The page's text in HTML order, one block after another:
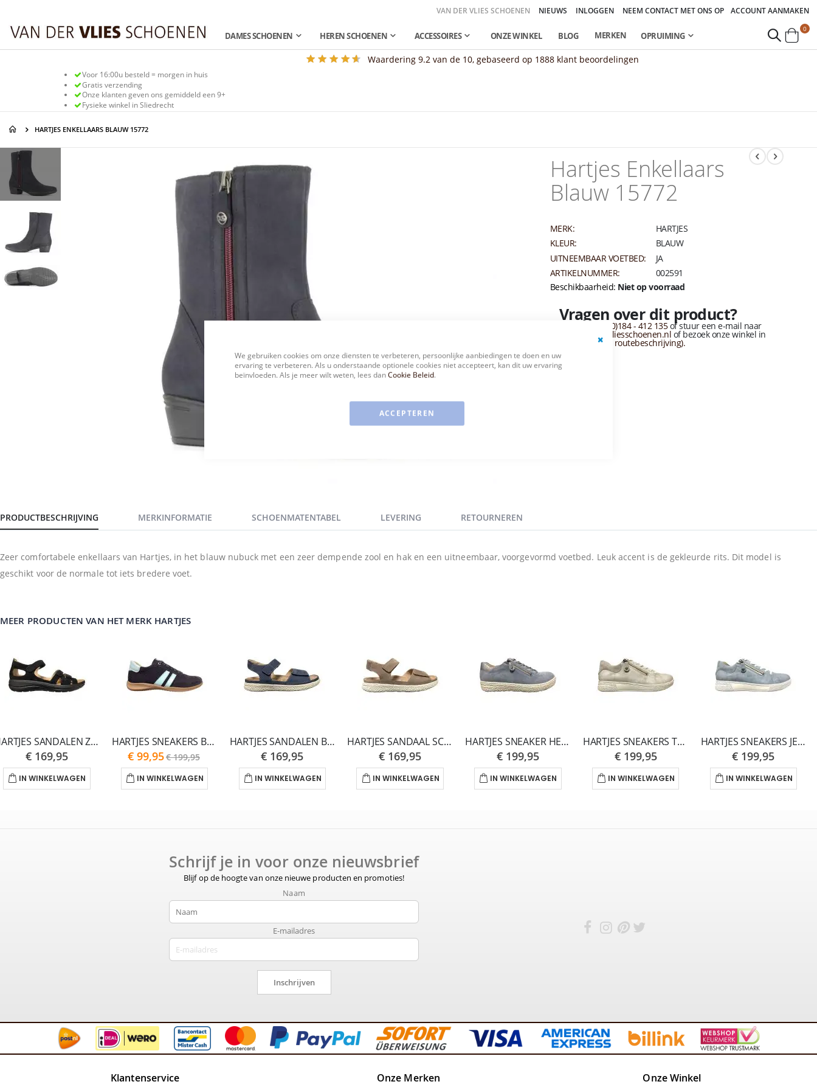
We gebruiken cookies om onze diensten te verbeteren, persoonlijke aanbiedingen te doen en uw
ervaring te verbeteren. Als u onderstaande optionele cookies niet accepteert, kan dit uw ervaring
beïnvloeden. Als je meer wilt weten, lees danCookie Beleid.
ACCEPTEREN
de
inhoud
VAN DER VLIES SCHOENEN NIEUWS INLOGGEN NEEM CONTACT MET ONS OP ACCOUNT AANMAKEN
DAMES SCHOENEN HEREN SCHOENEN ACCESSOIRES OPRUIMING
ONZE WINKEL BLOG MERKEN Cart
0
Waardering9.2 van de 10, gebaseerd op 1888 klant beoordelingen
Voor 16:00u besteld = morgen in huis
Gratis verzending
Onze klanten geven ons gemiddeld een 9+
Fysieke winkel in Sliedrecht
HARTJES ENKELLAARS BLAUW 15772
naar
einde
van
de
afbeeldingen-
naar
begin
van
de
afbeeldingen-
Hartjes Enkellaars
Blauw 15772
MERK:
HARTJES
KLEUR:
BLAUW
UITNEEMBAAR VOETBED:
JA
ARTIKELNUMMER:
002591
Beschikbaarheid: Niet op voorraad
Vragen over dit product?
+31 (0)184 - 412 135of stuur een e-mail naar
info@vandervliesschoenen.nl of bezoek onze winkel in
sliedrecht(Zie routebeschrijving).
PRODUCTBESCHRIJVING
Zeer comfortabele enkellaars van Hartjes, in het blauw nubuck met een zeer dempende zool en hak en een uitneembaar, voorgevormd voetbed. Leuk accent is de gekleurde rits. Dit model is
geschikt voor de normale tot iets bredere voet.
MERKINFORMATIE SCHOENMATENTABEL LEVERING RETOURNEREN
MEER PRODUCTEN VAN HET MERK HARTJES
HARTJES SANDALEN ZWART POP G
€ 169,95
IN WINKELWAGEN
HARTJES SNEAKERS BLAUW GOA G
As
low
as
€ 99,95€ 199,95
IN WINKELWAGEN
HARTJES SANDALEN BLAUW GROOVE H
€ 169,95
IN WINKELWAGEN
HARTJES SANDAAL SCHLAMM GROOVE NATURAL H
€ 169,95
IN WINKELWAGEN
HARTJES SNEAKER HEAVEN AQUA PHIL SHOE 162.1401 H
€ 199,95
IN WINKELWAGEN
HARTJES SNEAKERS TAUPE SOPHIE H
€ 199,95
IN WINKELWAGEN
HARTJES SNEAKERS JEANS SOPHIE SHOE H
€ 199,95
IN WINKELWAGEN
Schrijf je in voor onze nieuwsbrief
Blijf op de hoogte van onze nieuwe producten en promoties!
Naam
E-mailadres
Inschrijven
Klantenservice Onze Merken Onze Winkel